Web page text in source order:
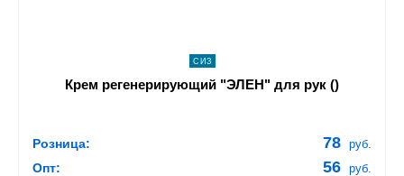
СИЗ
Крем регенерирующий "ЭЛЕН" для рук ()
Розница: 78 руб.
Опт: 56 руб.